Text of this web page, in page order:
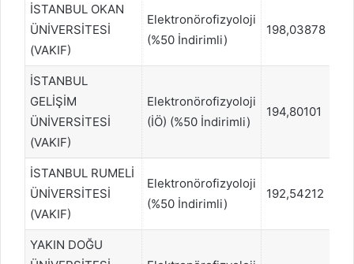
İSTANBUL OKAN
ÜNİVERSİTESİ
(VAKIF)
Elektronörofizyoloji
(%50 İndirimli)
198,03878
İSTANBUL
GELİŞİM
ÜNİVERSİTESİ
(VAKIF)
Elektronörofizyoloji
(İÖ) (%50 İndirimli)
194,80101
İSTANBUL RUMELİ
ÜNİVERSİTESİ
(VAKIF)
Elektronörofizyoloji
(%50 İndirimli)
192,54212
YAKIN DOĞU